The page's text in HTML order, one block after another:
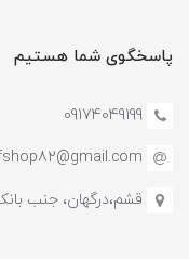
پاسخگوی شما هستیم
09174049199
قشم،درگهان، جنب